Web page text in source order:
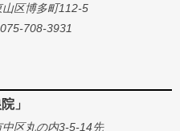
区博多町112-5
708-3931
」
区丸の内3-5-14先